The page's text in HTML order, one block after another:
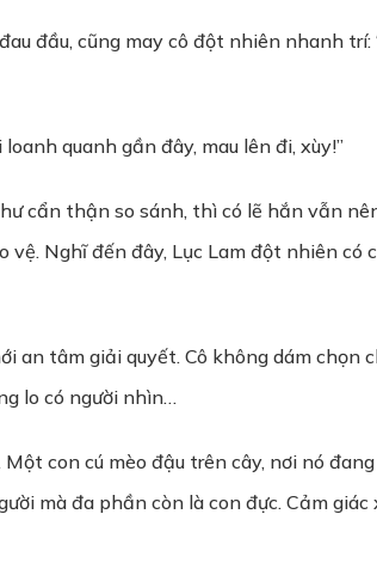
đầu, cũng may cô đột nhiên nhanh trí:
quanh gần đây, mau lên đi, xùy!”
cẩn thận so sánh, thì có lẽ hắn vẫn
Nghĩ đến đây, Lục Lam đột nhiên có
an tâm giải quyết. Cô không dám chọn
lo có người nhìn…
con cú mèo đậu trên cây, nơi nó
mà đa phần còn là con đực. Cảm giác